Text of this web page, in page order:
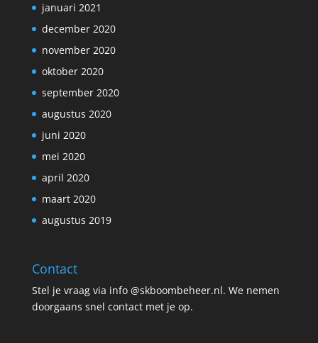
januari 2021
december 2020
november 2020
oktober 2020
september 2020
augustus 2020
juni 2020
mei 2020
april 2020
maart 2020
augustus 2019
Contact
Stel je vraag via info @skboombeheer.nl. We nemen
doorgaans snel contact met je op.